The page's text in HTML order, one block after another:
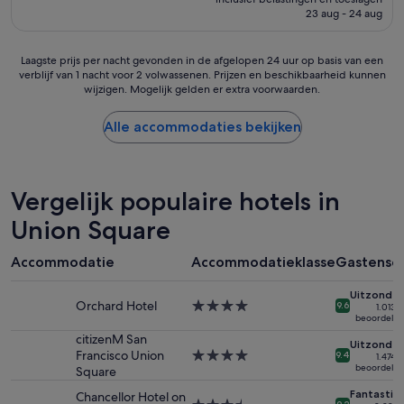
is
23 aug - 24 aug
Laagste
prijs
24
uur
op
basis
van
een
Laagste prijs per nacht gevonden in de afgelopen 24 uur op basis van een
verblijf van 1 nacht voor 2 volwassenen. Prijzen en beschikbaarheid kunnen
wijzigen. Mogelijk gelden er extra voorwaarden.
Alle accommodaties bekijken
Vergelijk populaire hotels in
Union Square
Accommodatie Accommodatieklasse
Orchard Hotel
4.0-
9.6
1.013
citizenM San
Francisco Union
Square
4.0-
9.4
1.474
Chancellor Hotel on